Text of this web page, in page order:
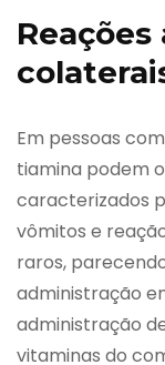
Em pessoas
tiamina podem
caracterizados
vômitos e
raros,
administração
administração
vitaminas do